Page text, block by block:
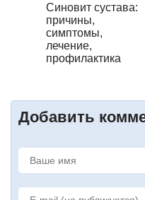
Синовит сустава:
причины,
симптомы,
лечение,
профилактика
Добавить